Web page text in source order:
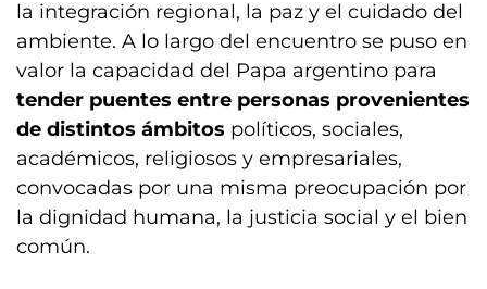
la integración regional, la paz y el cuidado del
ambiente. A lo largo del encuentro se puso en
valor la capacidad del Papa argentino para
tender puentes entre personas provenientes
de distintos ámbitos políticos, sociales,
académicos, religiosos y empresariales,
convocadas por una misma preocupación por
la dignidad humana, la justicia social y el bien
común.